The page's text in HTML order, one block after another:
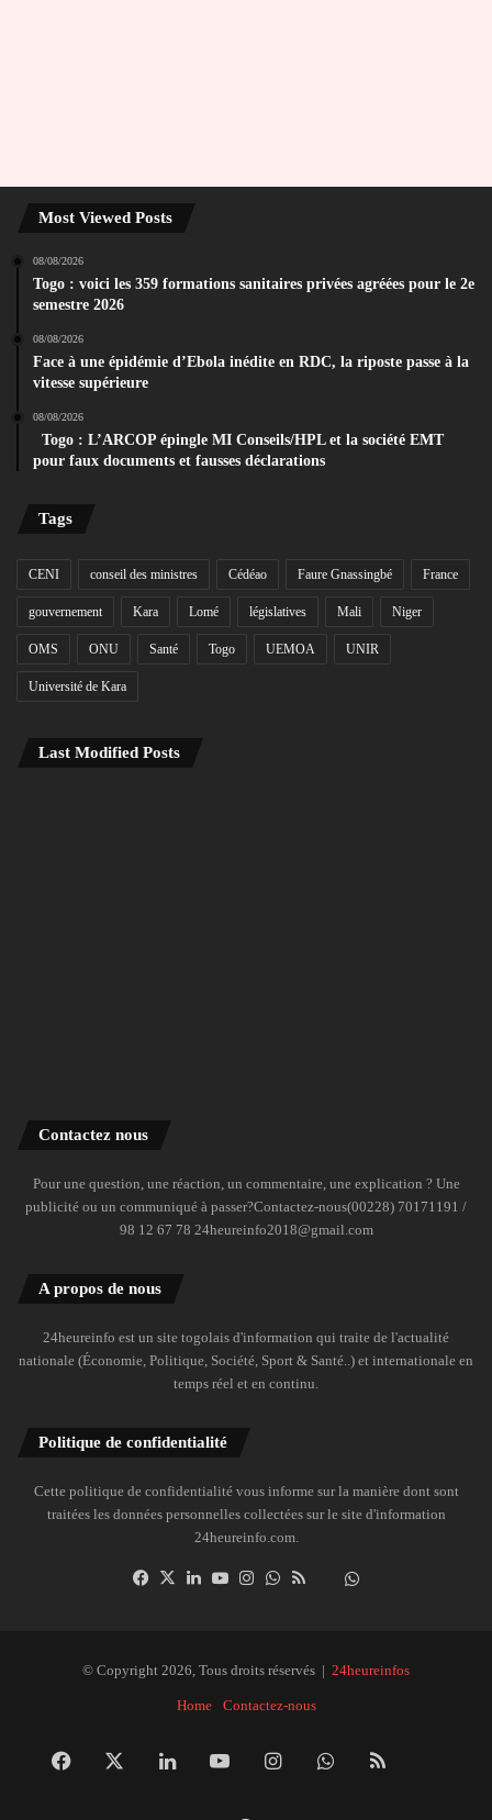
Most Viewed Posts
08/08/2026
Togo : voici les 359 formations sanitaires privées agréées pour le 2e
semestre 2026
08/08/2026
Face à une épidémie d’Ebola inédite en RDC, la riposte passe à la
vitesse supérieure
08/08/2026
Togo : L’ARCOP épingle MI Conseils/HPL et la société EMT
pour faux documents et fausses déclarations
Tags
CENI conseil des ministres Cédéao Faure Gnassingbé France
gouvernement Kara Lomé législatives Mali Niger
OMS ONU Santé Togo UEMOA UNIR
Université de Kara
Last Modified Posts
Contactez nous
Pour une question, une réaction, un commentaire, une explication ? Une
publicité ou un communiqué à passer?Contactez-nous(00228) 70171191 /
98 12 67 78 24heureinfo2018@gmail.com
A propos de nous
24heureinfo est un site togolais d'information qui traite de l'actualité
nationale (Économie, Politique, Société, Sport & Santé..) et internationale en
temps réel et en continu.
Politique de confidentialité
Cette politique de confidentialité vous informe sur la manière dont sont
traitées les données personnelles collectées sur le site d'information
24heureinfo.com.
Facebook
X LinkedinYouTubeInstagramWhatsAppDailymotion
© Copyright 2026, Tous droits réservés | 24heureinfos
Home Contactez-nous
Facebook LinkedinYouTubeInstagramWhatsApp
RSS